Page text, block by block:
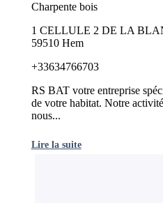
Charpente bois
1 CELLULE 2 DE LA
59510 Hem
+33634766703
RS BAT votre entreprise
de votre habitat. Notre
nous...
Lire la suite